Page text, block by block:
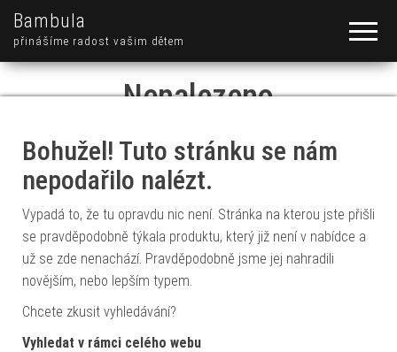
Bambula
přinášíme radost vašim dětem
Nenalezeno
Bohužel! Tuto stránku se nám
nepodařilo nalézt.
Vypadá to, že tu opravdu nic není. Stránka na kterou jste přišli
se pravděpodobně týkala produktu, který již není v nabídce a
už se zde nenachází. Pravděpodobně jsme jej nahradili
novějším, nebo lepším typem.
Chcete zkusit vyhledávání?
Vyhledat v rámci celého webu